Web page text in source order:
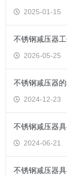
2025-01-15
不锈钢减压器
2026-05-25
不锈钢减压器
2024-12-23
不锈钢减压器
2024-06-21
不锈钢减压器